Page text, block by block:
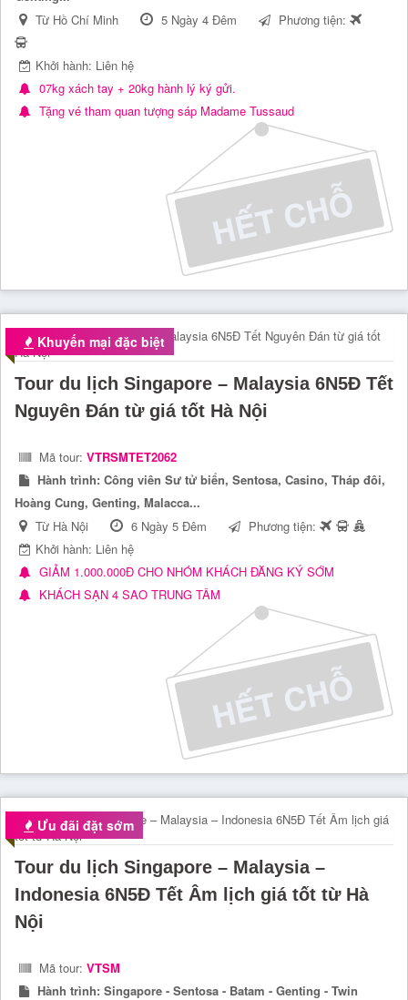
Từ Hồ Chí Minh
5 Ngày 4 Đêm Phương tiện:
Khởi hành: Liên hệ
07kg xách tay + 20kg hành lý ký gửi.
Tặng vé tham quan tượng sáp Madame Tussaud
Khuyến mại đặc biệt
Tour du lịch Singapore – Malaysia 6N5Đ Tết
Nguyên Đán từ giá tốt Hà Nội
Mã tour: VTRSMTET2062
Hành trình: Công viên Sư tử biển, Sentosa, Casino, Tháp đôi,
Hoàng Cung, Genting, Malacca...
Từ Hà Nội
6 Ngày 5 Đêm
Phương tiện:
Khởi hành: Liên hệ
GIẢM 1.000.000Đ CHO NHÓM KHÁCH ĐĂNG KÝ SỚM
KHÁCH SẠN 4 SAO TRUNG TÂM
Ưu đãi đặt sớm
Tour du lịch Singapore – Malaysia –
Indonesia 6N5Đ Tết Âm lịch giá tốt từ Hà
Nội
Mã tour: VTSM
Hành trình: Singapore - Sentosa - Batam - Genting - Twin